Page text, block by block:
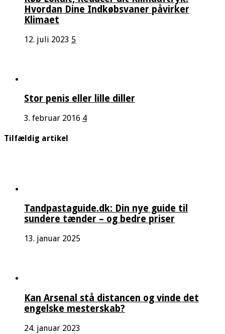
Hvordan Dine Indkøbsvaner påvirker
Klimaet
12. juli 2023 5
Stor penis eller lille diller
3. februar 2016 4
Tilfældig artikel
Tandpastaguide.dk: Din nye guide til
sundere tænder – og bedre priser
13. januar 2025
Kan Arsenal stå distancen og vinde det
engelske mesterskab?
24. januar 2023